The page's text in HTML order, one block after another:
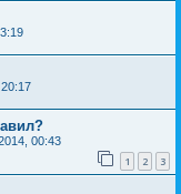
00:43
1 2 3